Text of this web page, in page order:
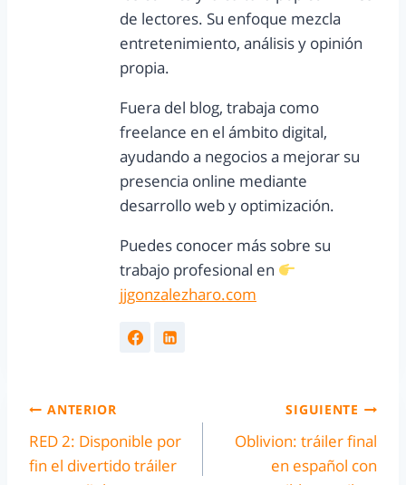
de lectores. Su enfoque mezcla
entretenimiento, análisis y opinión
propia.
Fuera del blog, trabaja como
freelance en el ámbito digital,
ayudando a negocios a mejorar su
presencia online mediante
desarrollo web y optimización.
Puedes conocer más sobre su
trabajo profesional en
jjgonzalezharo.com
ANTERIOR
RED 2: Disponible por
fin el divertido tráiler
SIGUIENTE
Oblivion: tráiler final
en español con